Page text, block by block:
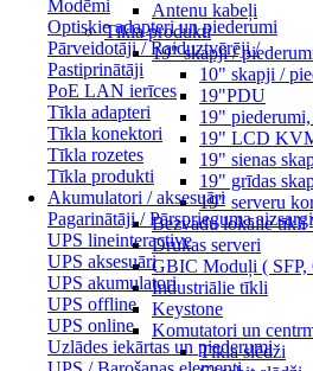
Modēmi
Optiskie adapteri un piederumi
Pārveidotāji / Raiduztvērēji /
Pastiprinātāji
PoE LAN ierīces
Tīkla adapteri
Tīkla konektori
Tīkla rozetes
Tīkla produkti
Akumulatori / aksesuāri
Pagarinātāji / Pārsprieguma aizsargi
UPS lineinteractive
UPS aksesuāri
UPS akumulatori
UPS offline
UPS online
Uzlādes iekārtas un piederumi
Antenu kabeļi
Tīkla produkti
19" skapji /
10" skapji /
19"PDU
19"
19" LCD
19" sienas
19" grīdas
19" serveru
Bezvadu lokālie
Drukas serveri
GBIC Moduļi (
Industriālie tīkli
Keystone
Komutatori un
Tīkla slēdži